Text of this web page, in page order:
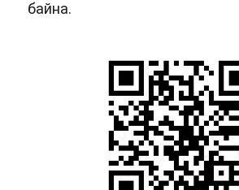
байна.